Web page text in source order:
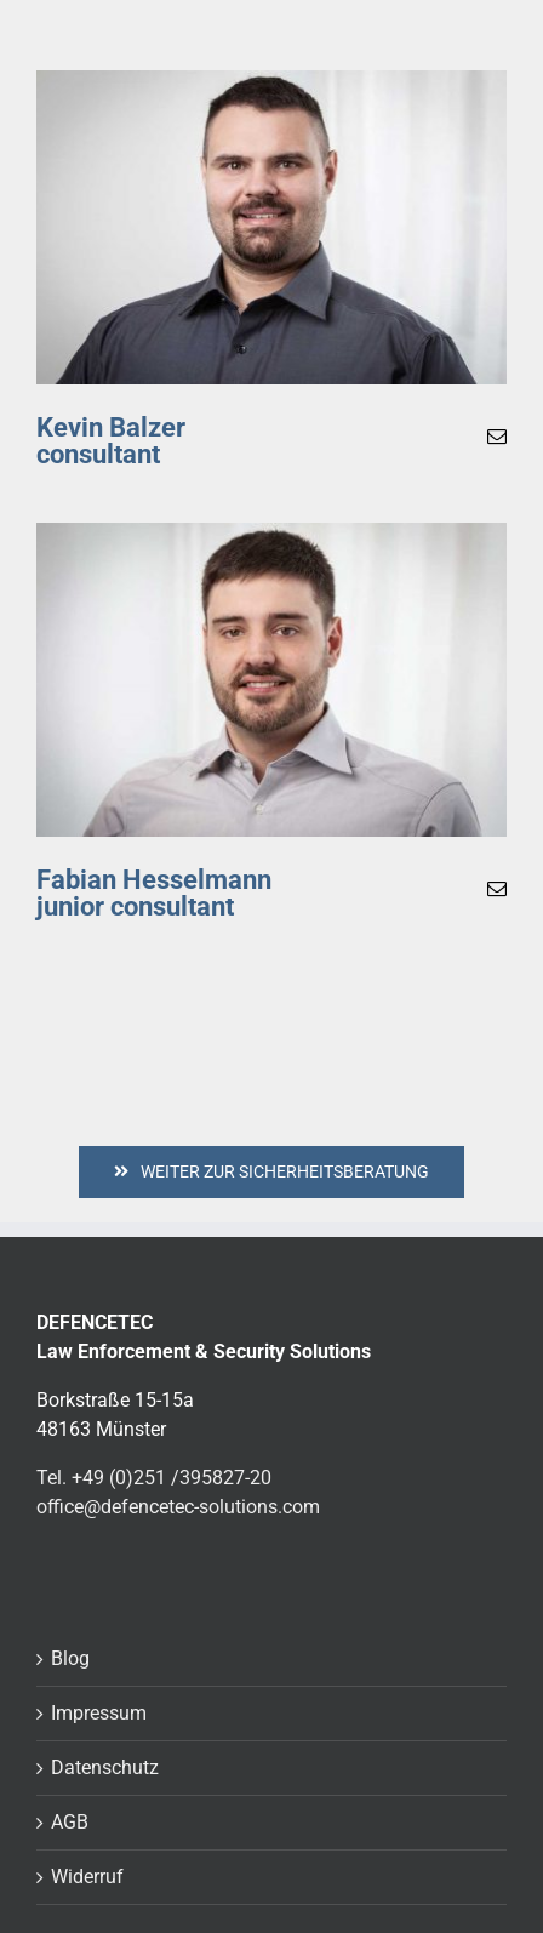
Kevin Balzer
consultant
Fabian Hesselmann
junior consultant
WEITER ZUR SICHERHEITSBERATUNG
DEFENCETEC
Law Enforcement & Security Solutions
Borkstraße 15-15a
48163 Münster
Tel. +49 (0)251 /395827-20
office@defencetec-solutions.com
Blog
Impressum
Datenschutz
AGB
Widerruf